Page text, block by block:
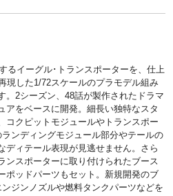
るイーグル･トランスポーターを、仕上
現した1/72スケールのプラモデル組み
。2シーズン、48話が製作されたドラマ
アをベースに開発。細長い独特なスタ
コクピットモジュールやトランスポー
ンディングモジュール部分やテールの
ディテール表現が見逃せません。さら
ンスポーターに取り付けられたブース
ポッドパーツもセット。新規開発のブ
ジンノズルや燃料タンクパーツなどを